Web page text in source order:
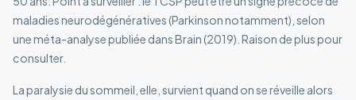
maladies neurodégénératives (Parkinson notamment), selon
une méta-analyse publiée dans Brain (2019). Raison de plus pour
consulter.
La paralysie du sommeil, elle, survient quand on se réveille alors